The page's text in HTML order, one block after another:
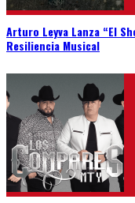
Arturo Leyva Lanza “El
Resiliencia Musical